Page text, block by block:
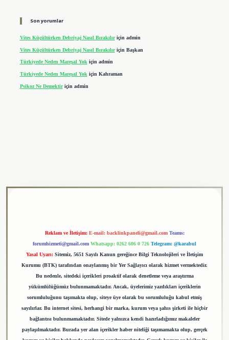
Son yorumlar
Vites Küçültürken Debriyaj Nasıl Bırakılıriçin admin
Vites Küçültürken Debriyaj Nasıl Bırakılıriçin Başkan
Türkiyede Neden Mareşal Yokiçin admin
Türkiyede Neden Mareşal Yok için Kahraman
Psikoz Ne Demektiriçin admin
Reklam ve İletişim: E-mail: backlinkpaneli@gmail.com Teams:
forumhizmeti@gmail.com Whatsapp: 0262 606 0 726 Telegram: @karabul
Yasal Uyarı: Sitemiz, 5651 Sayılı Kanun gereğince Bilgi Teknolojileri ve İletişim
Kurumu (BTK) tarafından onaylanmış bir Yer Sağlayıcı olarak hizmet vermektedir.
Bu nedenle, sitedeki içerikleri proaktif olarak denetleme veya araştırma
yükümlülüğümüz bulunmamaktadır. Ancak, üyelerimiz yazdıkları içeriklerin
sorumluluğunu taşımakta olup, siteye üye olarak bu sorumluluğu kabul etmiş
sayılırlar. Bu internet sitesi, herhangi bir marka, kurum veya şahıs şirketi ile hiçbir
bağlantısı bulunmamaktadır. Sitede yalnızca kendi hazırladığımız makaleler
paylaşılmaktadır. Burada yer alan içerikler haber niteliği taşımamakta olup, gerçek